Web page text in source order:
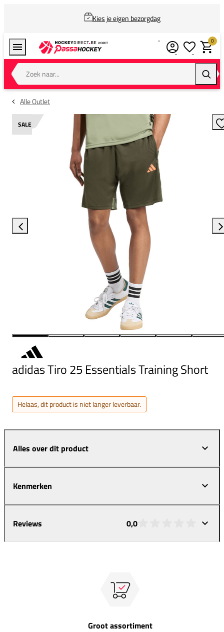
Kies je eigen bezorgdag
Zoek naar...
0
Alle Outlet
SALE
adidas Tiro 25 Essentials Training Short
Helaas, dit product is niet langer leverbaar.
Alles over dit product
Kenmerken
Reviews 0,0
Groot assortiment